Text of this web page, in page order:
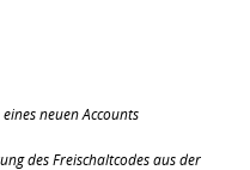
neuen Accounts
des Freischaltcodes aus der